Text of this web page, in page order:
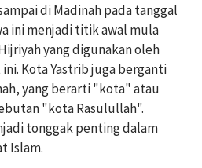
di Madinah pada tanggal
ini menjadi titik awal mula
yang digunakan oleh
Kota Yastrib juga berganti
yang berarti "kota" atau
"kota Rasulullah".
tonggak penting dalam
Islam.